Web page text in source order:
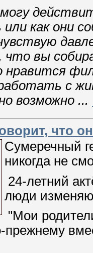
как они
что вы
нравится
с
возможно ...
что
Сумеречный
никогда не
24-летний
люди
"Мои
прежнему